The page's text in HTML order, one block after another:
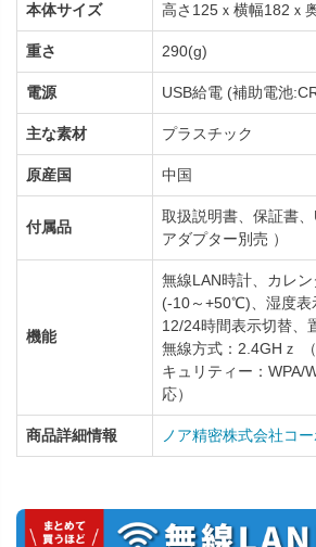
本体サイズ 高さ125ｘ横幅182ｘ
重さ 290(g)
電源 USB給電 (補助電池
主な素材 プラスチック
原産国 中国
付属品
取扱説明書、保証書
アダプター別売 ）
機能
無線LAN時計、カレ
(-10～+50℃)、湿度表
12/24時間表示切替、
無線方式：2.4GHｚ
キュリティー：WPA/
応）
商品詳細情報 ノア精密株式会社コ